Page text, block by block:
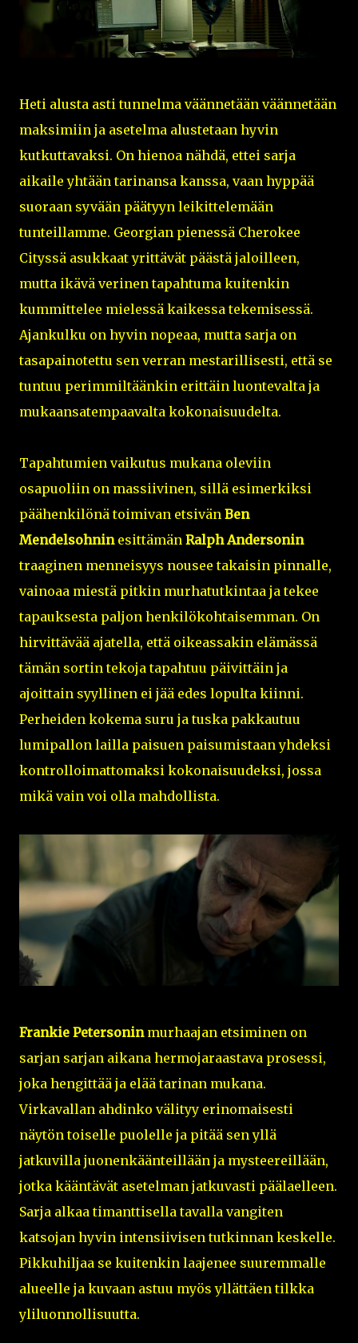
Heti alusta asti tunnelma väännetään väännetään
maksimiin ja asetelma alustetaan hyvin
kutkuttavaksi. On hienoa nähdä, ettei sarja
aikaile yhtään tarinansa kanssa, vaan hyppää
suoraan syvään päätyyn leikittelemään
tunteillamme. Georgian pienessä Cherokee
Cityssä asukkaat yrittävät päästä jaloilleen,
mutta ikävä verinen tapahtuma kuitenkin
kummittelee mielessä kaikessa tekemisessä.
Ajankulku on hyvin nopeaa, mutta sarja on
tasapainotettu sen verran mestarillisesti, että se
tuntuu perimmiltäänkin erittäin luontevalta ja
mukaansatempaavalta kokonaisuudelta.
Tapahtumien vaikutus mukana oleviin
osapuoliin on massiivinen, sillä esimerkiksi
päähenkilönä toimivan etsivän Ben
Mendelsohninesittämän Ralph Andersonin
traaginen menneisyys nousee takaisin pinnalle,
vainoaa miestä pitkin murhatutkintaa ja tekee
tapauksesta paljon henkilökohtaisemman. On
hirvittävää ajatella, että oikeassakin elämässä
tämän sortin tekoja tapahtuu päivittäin ja
ajoittain syyllinen ei jää edes lopulta kiinni.
Perheiden kokema suru ja tuska pakkautuu
lumipallon lailla paisuen paisumistaan yhdeksi
kontrolloimattomaksi kokonaisuudeksi, jossa
mikä vain voi olla mahdollista.
Frankie Petersoninmurhaajan etsiminen on
sarjan sarjan aikana hermojaraastava prosessi,
joka hengittää ja elää tarinan mukana.
Virkavallan ahdinko välityy erinomaisesti
näytön toiselle puolelle ja pitää sen yllä
jatkuvilla juonenkäänteillään ja mysteereillään,
jotka kääntävät asetelman jatkuvasti päälaelleen.
Sarja alkaa timanttisella tavalla vangiten
katsojan hyvin intensiivisen tutkinnan keskelle.
Pikkuhiljaa se kuitenkin laajenee suuremmalle
alueelle ja kuvaan astuu myös yllättäen tilkka
yliluonnollisuutta.